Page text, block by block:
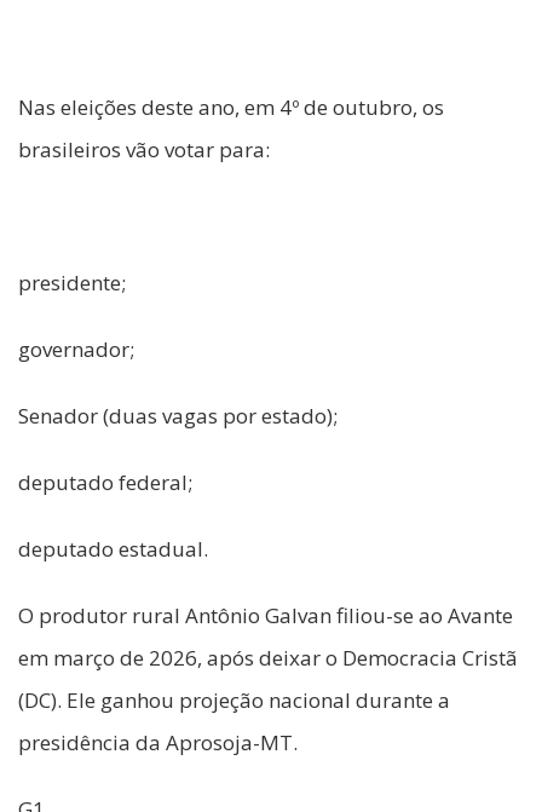
Nas eleições deste ano, em 4º de outubro, os
brasileiros vão votar para:
presidente;
governador;
Senador (duas vagas por estado);
deputado federal;
deputado estadual.
O produtor rural Antônio Galvan filiou-se ao Avante
em março de 2026, após deixar o Democracia Cristã
(DC). Ele ganhou projeção nacional durante a
presidência da Aprosoja-MT.